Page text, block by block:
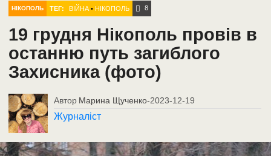
НІКОПОЛЬ ТЕГ: ВІЙНА •НІКОПОЛЬ 8
19 грудня Нікополь провів в
останню путь загиблого
Захисника (фото)
Автор Марина Щученко-2023-12-19
Журналіст